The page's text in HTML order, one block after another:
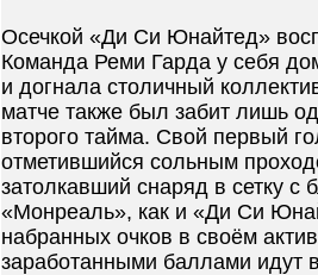
Осечкой «Ди Си Юнайтед»
Команда Реми Гарда у себя
и догнала столичный
матче также был забит лишь
второго тайма. Свой первый
отметившийся сольным
затолкавший снаряд в сетку с
«Монреаль», как и «Ди Си
набранных очков в своём
заработанными баллами идут